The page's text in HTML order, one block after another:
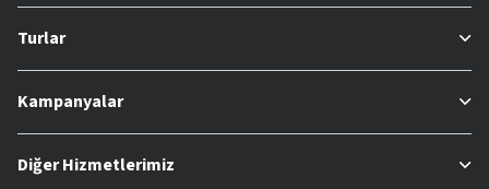
Turlar
Kampanyalar
Diğer Hizmetlerimiz